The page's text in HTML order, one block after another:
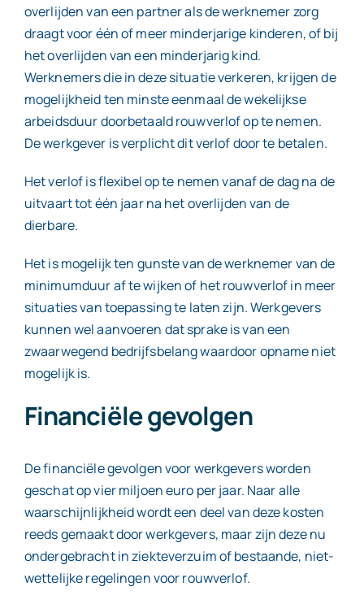
overlijden van een partner als de werknemer zorg
draagt voor één of meer minderjarige kinderen, of bij
het overlijden van een minderjarig kind.
Werknemers die in deze situatie verkeren, krijgen de
mogelijkheid ten minste eenmaal de wekelijkse
arbeidsduur doorbetaald rouwverlof op te nemen.
De werkgever is verplicht dit verlof door te betalen.
Het verlof is flexibel op te nemen vanaf de dag na de
uitvaart tot één jaar na het overlijden van de
dierbare.
Het is mogelijk ten gunste van de werknemer van de
minimumduur af te wijken of het rouwverlof in meer
situaties van toepassing te laten zijn. Werkgevers
kunnen wel aanvoeren dat sprake is van een
zwaarwegend bedrijfsbelang waardoor opname niet
mogelijk is.
Financiële gevolgen
De financiële gevolgen voor werkgevers worden
geschat op vier miljoen euro per jaar. Naar alle
waarschijnlijkheid wordt een deel van deze kosten
reeds gemaakt door werkgevers, maar zijn deze nu
ondergebracht in ziekteverzuim of bestaande, niet-
wettelijke regelingen voor rouwverlof.